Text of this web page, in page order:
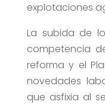
explotaciones
La subida de
competencia
reforma y el
novedades
que asfixia al